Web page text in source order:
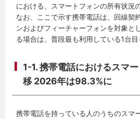
における、スマートフォンの所有状況
なお、ここで示す携帯電話は、回線契
ンおよびフィーチャーフォンを対象と
る場合は、普段最も利用している1台目
1-1. 携帯電話におけるスマ
移 2026年は98.3%に
携帯電話を持っている人のうちのスマ